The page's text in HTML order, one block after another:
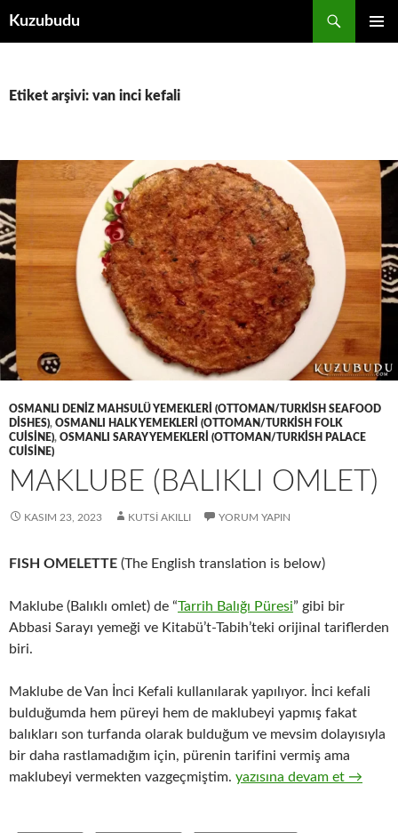
Kuzubudu
Etiket arşivi: van inci kefali
OSMANLI DENIZ MAHSULÜ YEMEKLERI (OTTOMAN/TURKISH SEAFOOD
DISHES), OSMANLI HALK YEMEKLERI (OTTOMAN/TURKISH FOLK
CUISINE), OSMANLI SARAY YEMEKLERI (OTTOMAN/TURKISH PALACE
CUISINE)
MAKLUBE (BALIKLI OMLET)
KASIM 23, 2023 KUTSI AKILLI YORUM YAPIN
FISH OMELETTE (The English translation is below)
Maklube (Balıklı omlet) de “Tarrih Balığı Püresi” gibi bir
Abbasi Sarayı yemeği ve Kitabü’t-Tabih’teki orijinal tariflerden
biri.
Maklube de Van İnci Kefali kullanılarak yapılıyor. İnci kefali
bulduğumda hem püreyi hem de maklubeyi yapmış fakat
balıkları son turfanda olarak bulduğum ve mevsim dolayısıyla
bir daha rastlamadığım için, pürenin tarifini vermiş ama
maklubeyi vermekten vazgeçmiştim. MAKLUBE (BALIKLI
yazısına devam et →